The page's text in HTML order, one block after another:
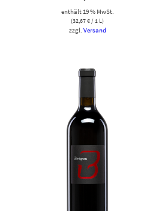
enthält 19 % MwSt.
(32,67€/ 1 L)
zzgl. Versand